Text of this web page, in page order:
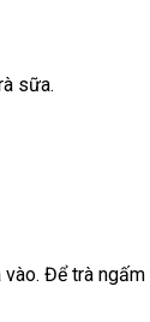
sữa.
Để trà